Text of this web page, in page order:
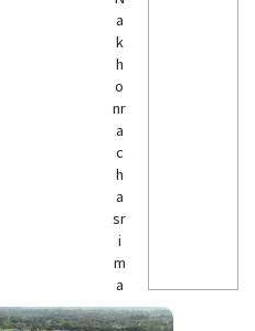
a
k
h
o
nr
a
c
h
a
sr
i
m
a